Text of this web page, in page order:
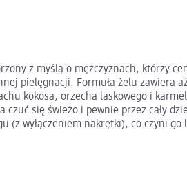
z myślą o mężczyznach, którzy
pielęgnacji. Formuła żelu
kokosa, orzecha laskowego i
się świeżo i pewnie przez cały
(z wyłączeniem nakrętki), co czyni